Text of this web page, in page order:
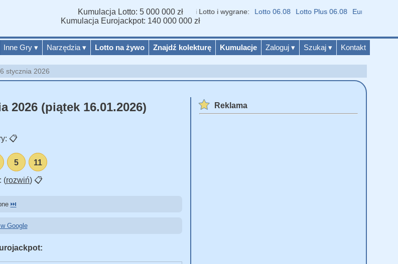
Inne Gry ▾ Narzędzia ▾ Lotto na żywo Znajdź kolekturę Kumulacje Zaloguj ▾ Szukaj ▾ Kontakt
Kumulacja Lotto: 5 000 000 zł
Kumulacja Eurojackpot: 140 000 000 zł
Wyniki Lotto i wygrane: Lotto 06.08 Lotto Plus 06.08 Eurojackpot 04.08
stycznia 2026
(piątek 16.01.2026)
📋
5 11
(rozwiń) 📋
⏭️
Google
Reklama